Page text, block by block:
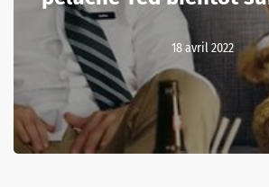
18 avril 2022